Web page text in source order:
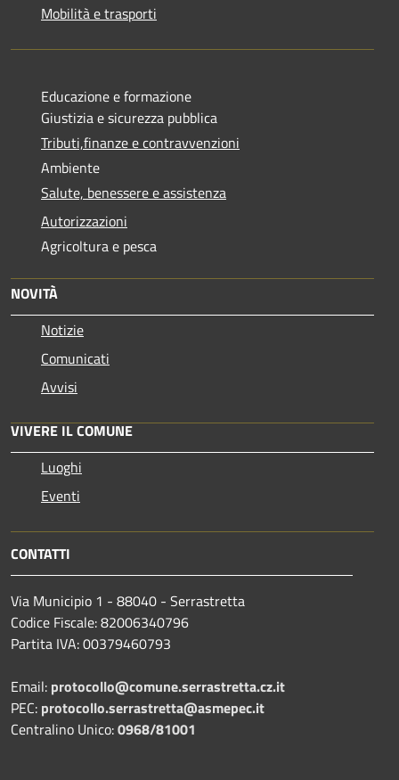
Mobilità e trasporti
Educazione e formazione
Giustizia e sicurezza pubblica
Tributi,finanze e contravvenzioni
Ambiente
Salute, benessere e assistenza
Autorizzazioni
Agricoltura e pesca
NOVITÀ
Notizie
Comunicati
Avvisi
VIVERE IL COMUNE
Luoghi
Eventi
CONTATTI
Via Municipio 1 - 88040 - Serrastretta
Codice Fiscale: 82006340796
Partita IVA: 00379460793
Email: protocollo@comune.serrastretta.cz.it
PEC: protocollo.serrastretta@asmepec.it
Centralino Unico:0968/81001